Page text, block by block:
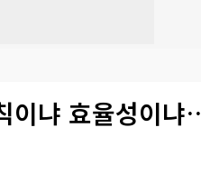
이냐 효율성이냐